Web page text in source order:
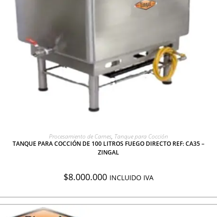
AGREGAR A COTIZACIÓN
Procesamiento de Carnes, Tanque para Cocción
TANQUE PARA COCCIÓN DE 100 LITROS FUEGO DIRECTO REF: CA35 –
ZINGAL
$8.000.000 INCLUIDO IVA